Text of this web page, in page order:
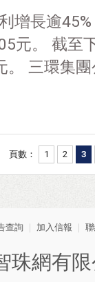
增長逾45%
元。 截至
。 三環集
頁數： 1 2 3
查詢 加入信報
珠網有